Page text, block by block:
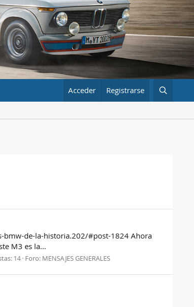
Acceder Registrarse
bmw-de-la-historia.202/#post-1824 Ahora
M3 es la...
14 Foro: MENSAJES GENERALES